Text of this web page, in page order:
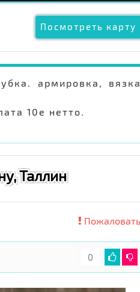
Посмотреть карту
армировка,
10е нетто.
Таллин
0